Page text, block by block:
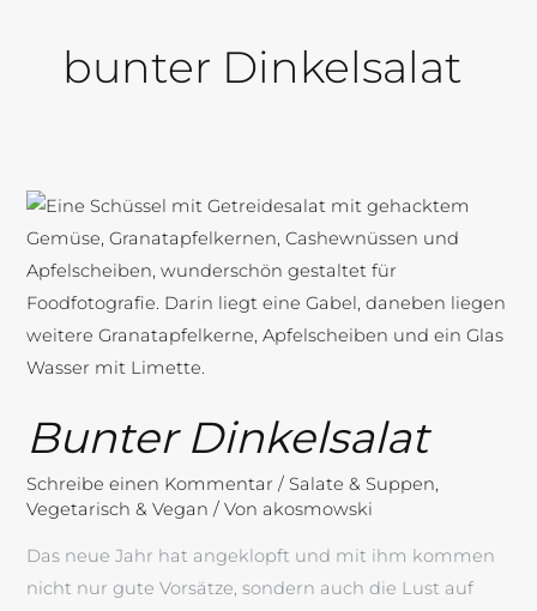
bunter Dinkelsalat
Bunter Dinkelsalat
Schreibe einen Kommentar / Salate & Suppen,
Vegetarisch & Vegan / Von akosmowski
Das neue Jahr hat angeklopft und mit ihm kommen
nicht nur gute Vorsätze, sondern auch die Lust auf
Bunter
Dinkelsalat